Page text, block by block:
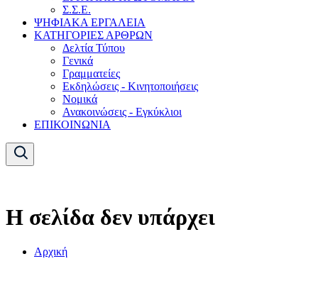
Σ.Σ.Ε.
ΨΗΦΙΑΚΑ ΕΡΓΑΛΕΙΑ
ΚΑΤΗΓΟΡΙΕΣ ΑΡΘΡΩΝ
Δελτία Τύπου
Γενικά
Γραμματείες
Εκδηλώσεις - Κινητοποιήσεις
Νομικά
Ανακοινώσεις - Εγκύκλιοι
ΕΠΙΚΟΙΝΩΝΙΑ
Η σελίδα δεν υπάρχει
Αρχική